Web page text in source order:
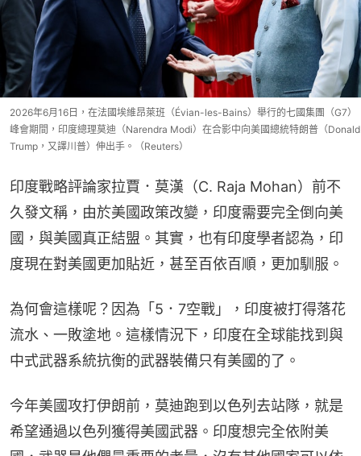
2026年6月16日，在法國埃維昂萊班（Évian-les-Bains）舉行的七國集團（G7）
峰會期間，印度總理莫迪（Narendra Modi）在合影中向美國總統特朗普（Donald
Trump，又譯川普）伸出手。（Reuters）
‌印度戰略評論家拉賈．莫漢（C. Raja Mohan）‌前不
久發文稱，由於美國政策改變，印度需要完全倒向美
國，與美國真正結盟。其實，也有印度學者認為，印
度現在對美國更加貼近，甚至百依百順，更加馴服。
為何會這樣呢？因為「5．7空戰」，印度被打得落花
流水、一敗塗地。這樣情況下，印度在全球能找到與
中式武器系統抗衡的武器裝備只有美國的了。
今年美國攻打伊朗前，莫迪跑到以色列去站隊，就是
希望通過以色列獲得美國武器。印度想完全依附美